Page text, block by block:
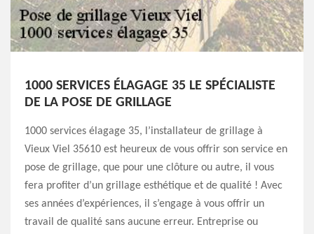
1000 SERVICES ÉLAGAGE 35 LE SPÉCIALISTE
DE LA POSE DE GRILLAGE
1000 services élagage 35, l’installateur de grillage à
Vieux Viel 35610 est heureux de vous offrir son service en
pose de grillage, que pour une clôture ou autre, il vous
fera profiter d’un grillage esthétique et de qualité ! Avec
ses années d’expériences, il s’engage à vous offrir un
travail de qualité sans aucune erreur. Entreprise ou